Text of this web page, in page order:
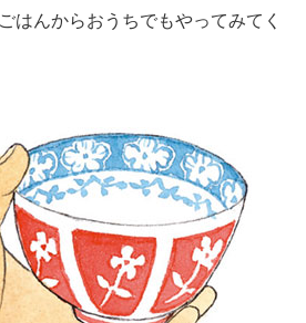
はんからおうちでもやってみてく